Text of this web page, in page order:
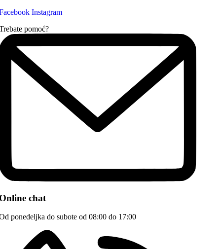
Instagram
pomoć?
chat
ponedeljka do subote od 08:00 do 17:00